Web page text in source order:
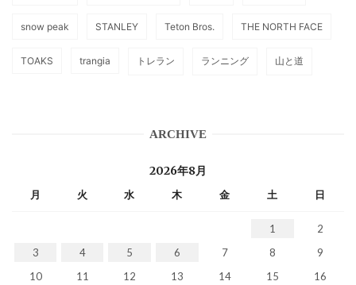
snow peak STANLEY Teton Bros. THE NORTH FACE
TOAKS trangia トレラン ランニング 山と道
ARCHIVE
2026年8月
月 火 水 木 金 土 日
1
2
3
4 5 6 7 8
9
10
11 12 13 14 15 16